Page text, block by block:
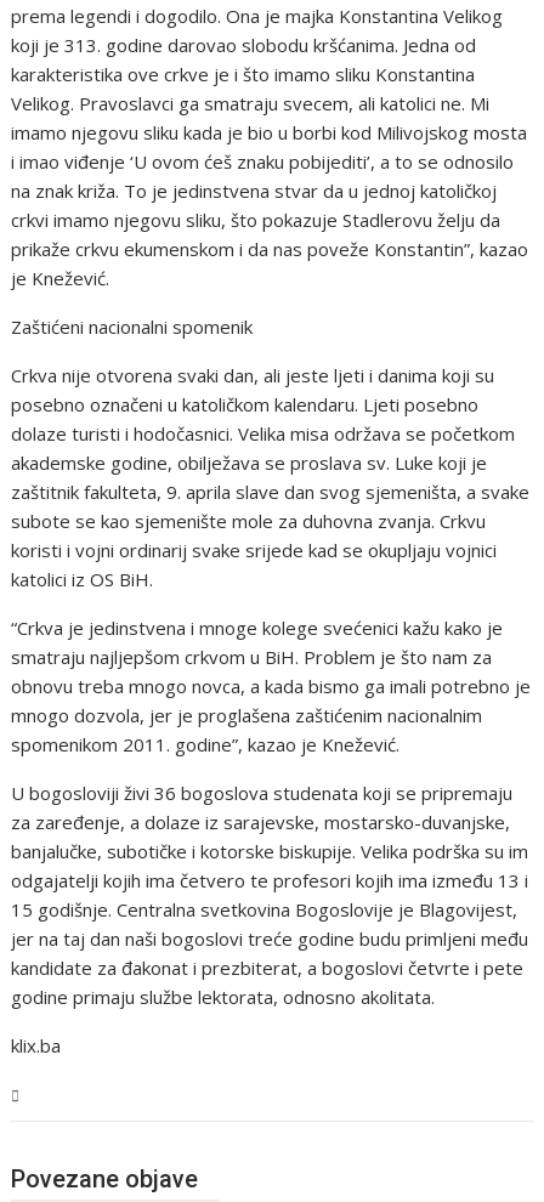
prema legendi i dogodilo. Ona je majka Konstantina Velikog
koji je 313. godine darovao slobodu kršćanima. Jedna od
karakteristika ove crkve je i što imamo sliku Konstantina
Velikog. Pravoslavci ga smatraju svecem, ali katolici ne. Mi
imamo njegovu sliku kada je bio u borbi kod Milivojskog mosta
i imao viđenje ‘U ovom ćeš znaku pobijediti’, a to se odnosilo
na znak križa. To je jedinstvena stvar da u jednoj katoličkoj
crkvi imamo njegovu sliku, što pokazuje Stadlerovu želju da
prikaže crkvu ekumenskom i da nas poveže Konstantin”, kazao
je Knežević.
Zaštićeni nacionalni spomenik
Crkva nije otvorena svaki dan, ali jeste ljeti i danima koji su
posebno označeni u katoličkom kalendaru. Ljeti posebno
dolaze turisti i hodočasnici. Velika misa održava se početkom
akademske godine, obilježava se proslava sv. Luke koji je
zaštitnik fakulteta, 9. aprila slave dan svog sjemeništa, a svake
subote se kao sjemenište mole za duhovna zvanja. Crkvu
koristi i vojni ordinarij svake srijede kad se okupljaju vojnici
katolici iz OS BiH.
“Crkva je jedinstvena i mnoge kolege svećenici kažu kako je
smatraju najljepšom crkvom u BiH. Problem je što nam za
obnovu treba mnogo novca, a kada bismo ga imali potrebno je
mnogo dozvola, jer je proglašena zaštićenim nacionalnim
spomenikom 2011. godine”, kazao je Knežević.
U bogosloviji živi 36 bogoslova studenata koji se pripremaju
za zaređenje, a dolaze iz sarajevske, mostarsko-duvanjske,
banjalučke, subotičke i kotorske biskupije. Velika podrška su im
odgajatelji kojih ima četvero te profesori kojih ima između 13 i
15 godišnje. Centralna svetkovina Bogoslovije je Blagovijest,
jer na taj dan naši bogoslovi treće godine budu primljeni među
kandidate za đakonat i prezbiterat, a bogoslovi četvrte i pete
godine primaju službe lektorata, odnosno akolitata.
klix.ba
Povezane objave